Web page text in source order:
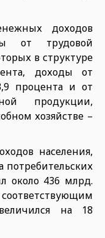
доходов
от трудовой
в структуре
доходы от
процента и от
продукции,
хозяйстве –
населения,
около 436 млрд.
на 18